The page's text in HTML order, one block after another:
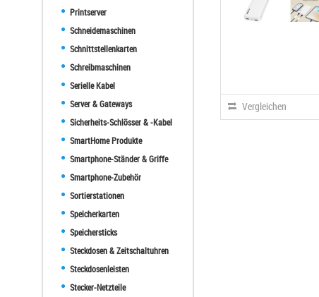
Printserver
Schneidemaschinen
Schnittstellenkarten
Schreibmaschinen
Serielle Kabel
Server & Gateways
Sicherheits-Schlösser & -Kabel
SmartHome Produkte
Smartphone-Ständer & Griffe
Smartphone-Zubehör
Sortierstationen
Speicherkarten
Speichersticks
Steckdosen & Zeitschaltuhren
Steckdosenleisten
Stecker-Netzteile
Vergleichen